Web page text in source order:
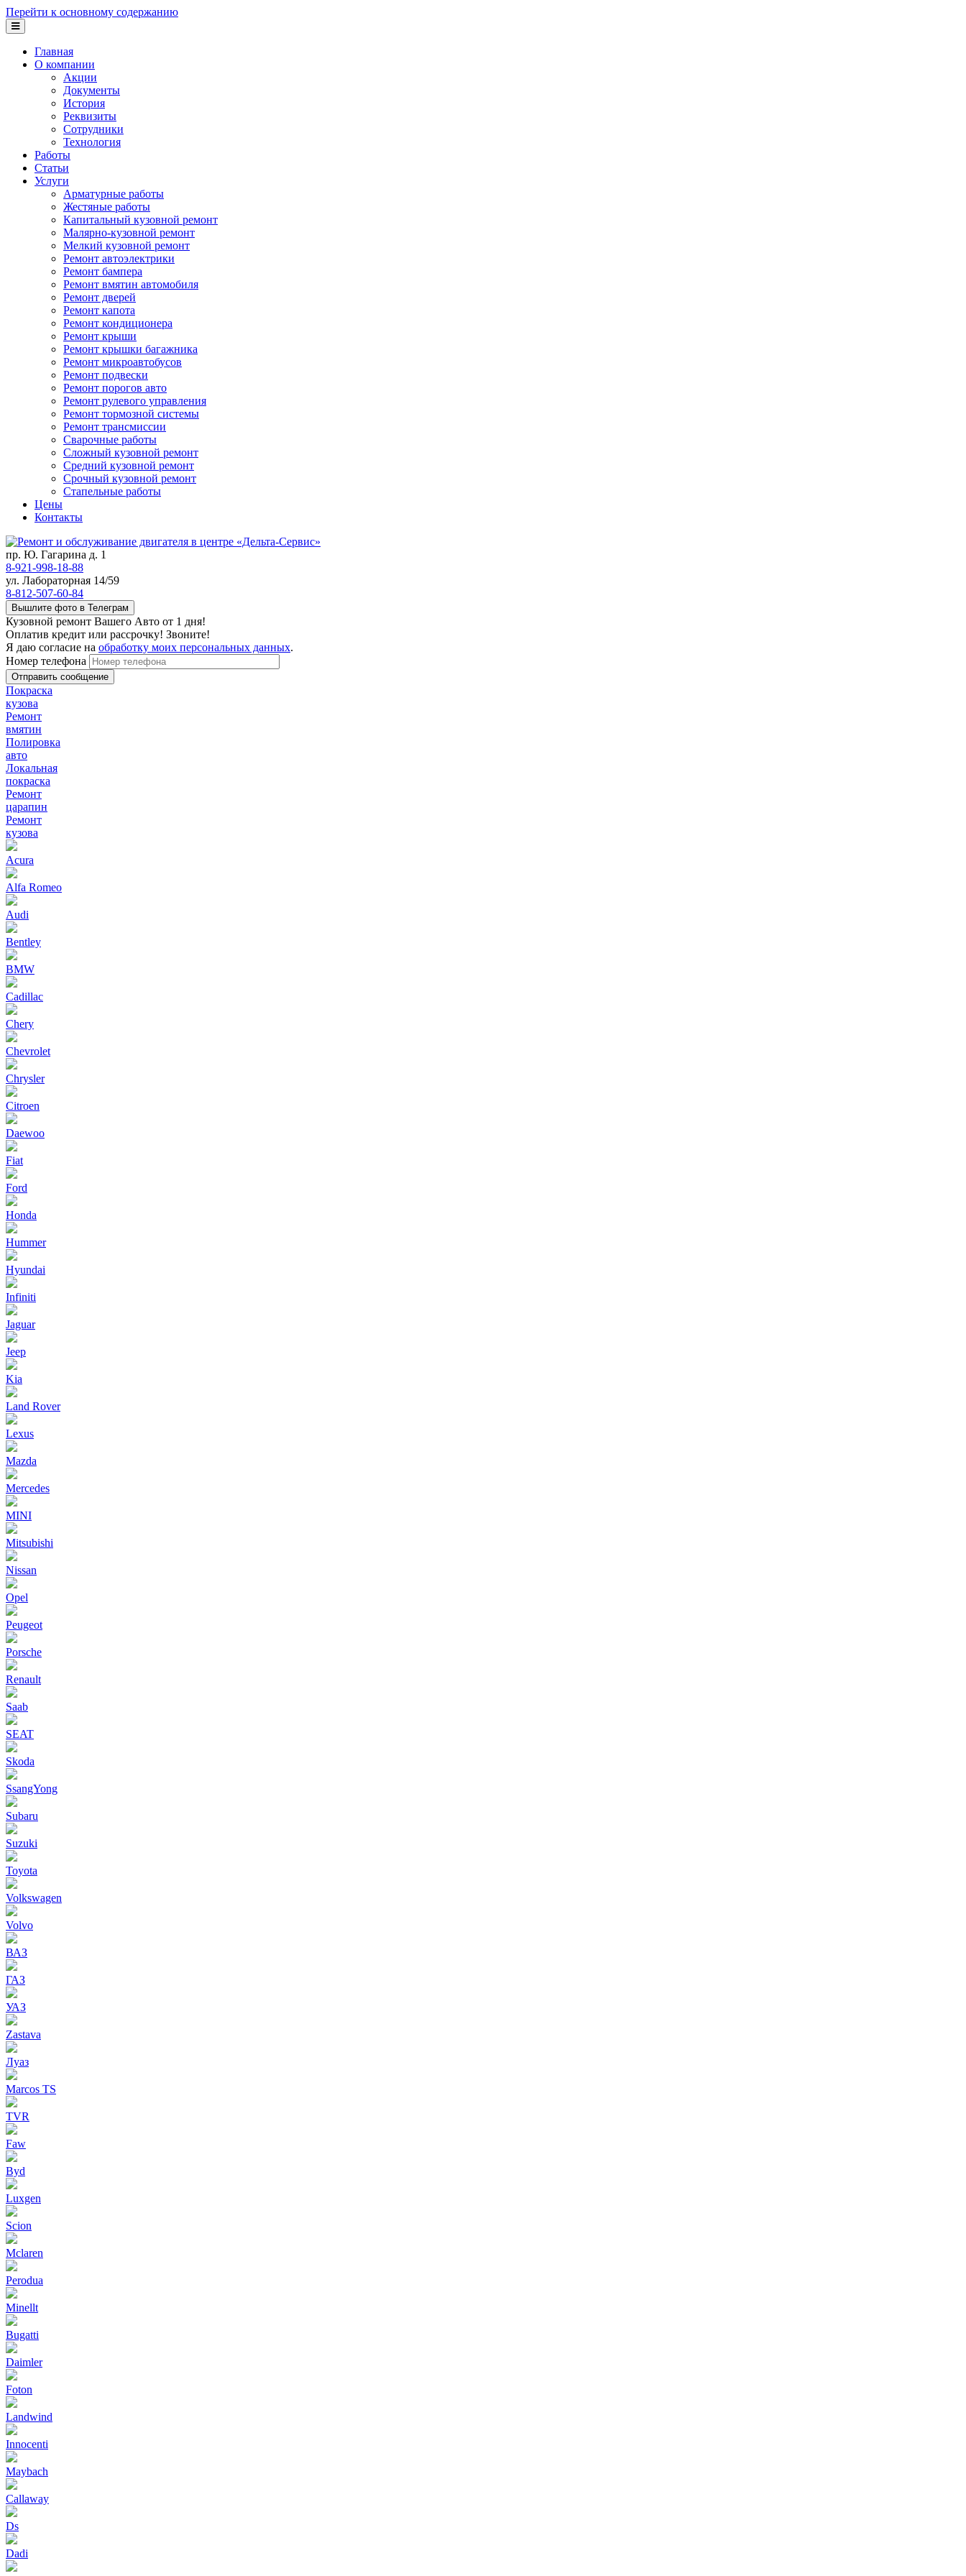
Перейти к основному содержанию
Главная
О компании
Акции
Документы
История
Реквизиты
Сотрудники
Технология
Работы
Статьи
Услуги
Арматурные работы
Жестяные работы
Капитальный кузовной ремонт
Малярно-кузовной ремонт
Мелкий кузовной ремонт
Ремонт автоэлектрики
Ремонт бампера
Ремонт вмятин автомобиля
Ремонт дверей
Ремонт капота
Ремонт кондиционера
Ремонт крыши
Ремонт крышки багажника
Ремонт микроавтобусов
Ремонт подвески
Ремонт порогов авто
Ремонт рулевого управления
Ремонт тормозной системы
Ремонт трансмиссии
Сварочные работы
Сложный кузовной ремонт
Средний кузовной ремонт
Срочный кузовной ремонт
Стапельные работы
Цены
Контакты
пр. Ю. Гагарина д. 1
8-921-998-18-88
ул. Лабораторная 14/59
8-812-507-60-84
Вышлите фото в Телеграм
Кузовной ремонт Вашего Авто от 1 дня!
Оплатив кредит или рассрочку! Звоните!
Я даю согласие на обработку моих персональных данных.
Номер телефона
Покраска
кузова
Ремонт
вмятин
Полировка
авто
Локальная
покраска
Ремонт
царапин
Ремонт
кузова
Acura
Alfa Romeo
Audi
Bentley
BMW
Cadillac
Chery
Chevrolet
Chrysler
Citroen
Daewoo
Fiat
Ford
Honda
Hummer
Hyundai
Infiniti
Jaguar
Jeep
Kia
Land Rover
Lexus
Mazda
Mercedes
MINI
Mitsubishi
Nissan
Opel
Peugeot
Porsche
Renault
Saab
SEAT
Skoda
SsangYong
Subaru
Suzuki
Toyota
Volkswagen
Volvo
ВАЗ
ГАЗ
УАЗ
Zastava
Луаз
Marcos TS
TVR
Faw
Byd
Luxgen
Scion
Mclaren
Perodua
Minellt
Bugatti
Daimler
Foton
Landwind
Innocenti
Maybach
Callaway
Ds
Dadi